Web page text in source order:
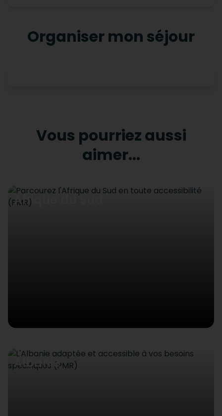
Organiser mon séjour
Vous pourriez aussi
aimer...
Afrique du Sud
Albanie